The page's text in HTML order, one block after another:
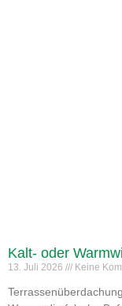
Kalt- oder
13. Juli 2026 Keine